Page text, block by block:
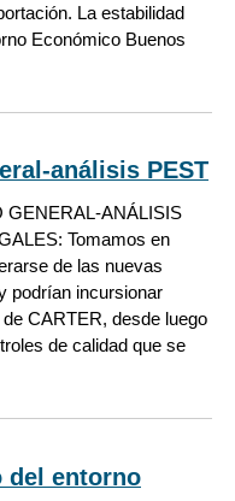
La estabilidad
Económico Buenos
análisis PEST
GENERAL-ANÁLISIS
Tomamos en
de las nuevas
podrían incursionar
CARTER, desde luego
de calidad que se
del entorno